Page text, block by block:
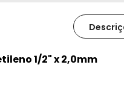
1/2" x 2,0mm